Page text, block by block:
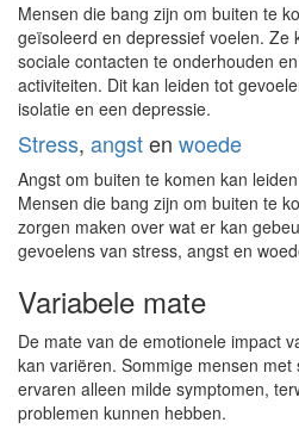
Mensen die bang zijn om buiten te
geïsoleerd en depressief voelen. Ze
sociale contacten te onderhouden
activiteiten. Dit kan leiden tot
isolatie en een depressie.
Stress, angsten woede
Angst om buiten te komen kan
Mensen die bang zijn om buiten te
zorgen maken over wat er kan
gevoelens van stress, angst en
Variabele mate
De mate van de emotionele impact
kan variëren. Sommige mensen
ervaren alleen milde symptomen,
problemen kunnen hebben.